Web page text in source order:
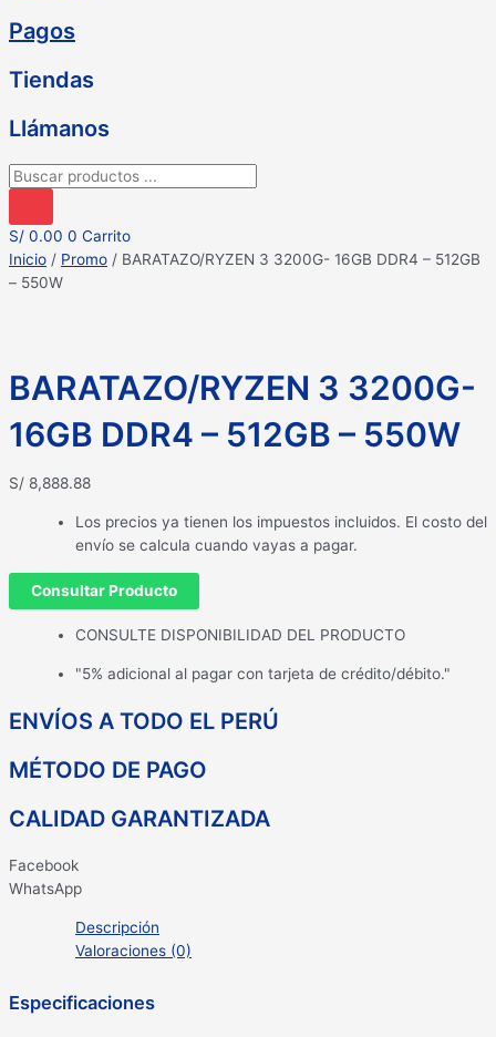
Pagos
Tiendas
Llámanos
Búsqueda
productos
S/ 0.00 0 Carrito
Inicio / Promo / BARATAZO/RYZEN 3 3200G- 16GB DDR4 – 512GB
– 550W
BARATAZO/RYZEN 3 3200G-
16GB DDR4 – 512GB – 550W
S/ 8,888.88
Los precios ya tienen los impuestos incluidos. El costo del
envío se calcula cuando vayas a pagar.
Consultar Producto
CONSULTE DISPONIBILIDAD DEL PRODUCTO
"5% adicional al pagar con tarjeta de crédito/débito."
ENVÍOS A TODO EL PERÚ
MÉTODO DE PAGO
CALIDAD GARANTIZADA
Facebook
WhatsApp
Descripción
Valoraciones (0)
Especificaciones